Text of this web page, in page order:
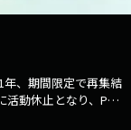
、期間限定で再集結
動休止となり、PES
15日には、2026年